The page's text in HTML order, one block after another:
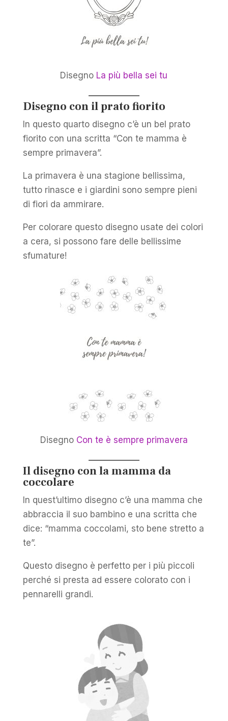
Disegno La più bella seitu
Disegno con il prato fiorito
In questo quarto disegno c’è un bel prato
fiorito con una scritta “Con te mamma è
sempre primavera”.
La primavera è una stagione bellissima,
tutto rinasce e i giardini sono sempre pieni
di fiori da ammirare.
Per colorare questo disegno usate dei colori
a cera, si possono fare delle bellissime
sfumature!
Disegno Con te è sempre primavera
Il disegno con la mamma da
coccolare
In quest’ultimo disegno c’è una mamma che
abbraccia il suo bambino e una scritta che
dice: “mamma coccolami, sto bene stretto a
te”.
Questo disegno è perfetto per i più piccoli
perché si presta ad essere colorato con i
pennarelli grandi.